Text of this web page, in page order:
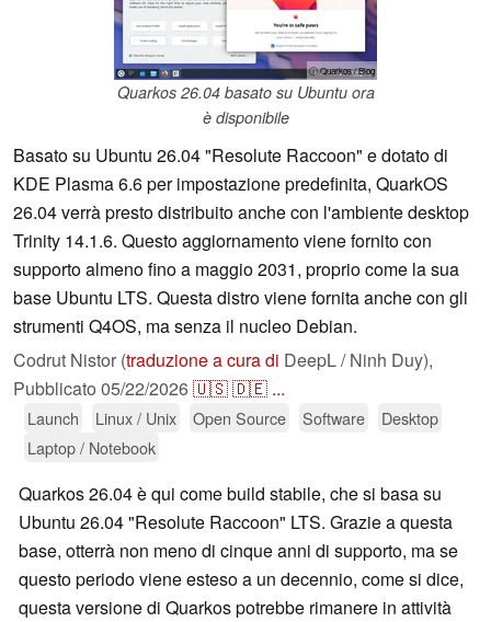
ⓘ Quarkos / Blog
Quarkos 26.04 basato su Ubuntu ora
è disponibile
Basato su Ubuntu 26.04 "Resolute Raccoon" e dotato di
KDE Plasma 6.6 per impostazione predefinita, QuarkOS
26.04 verrà presto distribuito anche con l'ambiente desktop
Trinity 14.1.6. Questo aggiornamento viene fornito con
supporto almeno fino a maggio 2031, proprio come la sua
base Ubuntu LTS. Questa distro viene fornita anche con gli
strumenti Q4OS, ma senza il nucleo Debian.
Codrut Nistor (traduzione a cura di DeepL / Ninh Duy),
Pubblicato 05/22/2026🇺🇸🇩🇪 ...
Launch Linux / Unix Open Source Software
Desktop
Laptop / Notebook
Quarkos 26.04 è qui come build stabile, che si basa su
Ubuntu 26.04 "Resolute Raccoon" LTS. Grazie a questa
base, otterrà non meno di cinque anni di supporto, ma se
questo periodo viene esteso a un decennio, come si dice,
questa versione di Quarkos potrebbe rimanere in attività